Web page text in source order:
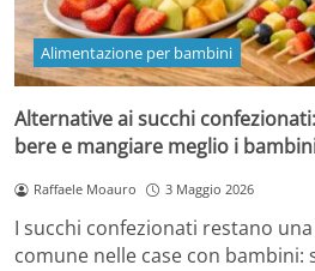
Alimentazione per bambini
Alternative ai succhi
bere e mangiare meglio i
Raffaele Moauro 3 Maggio 2026
I succhi confezionati restano
comune nelle case con